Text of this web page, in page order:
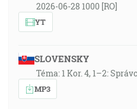
2026-06-28 1000 [RO]
YT
SLOVENSKY
Téma: 1 Kor. 4, 1–2:
MP3